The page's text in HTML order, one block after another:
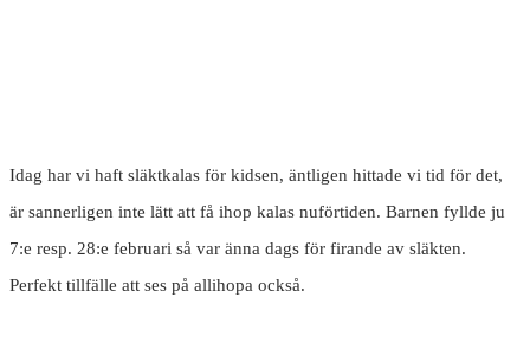
Idag har vi haft släktkalas för kidsen, äntligen hittade vi tid för det,
är sannerligen inte lätt att få ihop kalas nuförtiden. Barnen fyllde ju
7:e resp. 28:e februari så var änna dags för firande av släkten.
Perfekt tillfälle att ses på allihopa också.